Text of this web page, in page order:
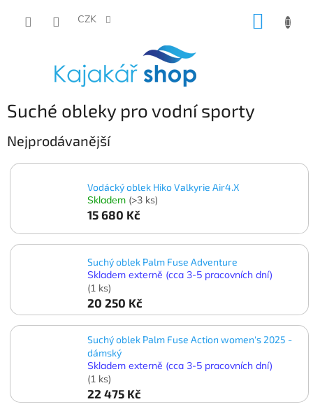
CZK
Suché obleky pro vodní sporty
Nejprodávanější
Vodácký oblek Hiko Valkyrie Air4.X
Skladem (>3 ks)
15 680 Kč
Suchý oblek Palm Fuse Adventure
Skladem externě (cca 3-5 pracovních dní)
(1 ks)
20 250 Kč
Suchý oblek Palm Fuse Action women's 2025 -
dámský
Skladem externě (cca 3-5 pracovních dní)
(1 ks)
22 475 Kč